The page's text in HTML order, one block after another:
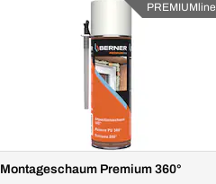
PREMIUMline
Montageschaum Premium 360°